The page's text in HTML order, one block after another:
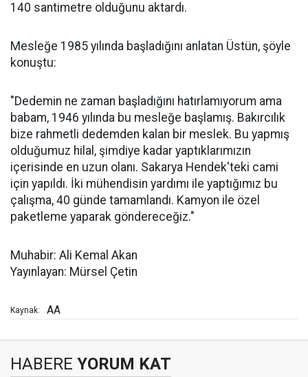
140 santimetre olduğunu aktardı.
Mesleğe 1985 yılında başladığını anlatan Üstün, şöyle
konuştu:
"Dedemin ne zaman başladığını hatırlamıyorum ama
babam, 1946 yılında bu mesleğe başlamış. Bakırcılık
bize rahmetli dedemden kalan bir meslek. Bu yapmış
olduğumuz hilal, şimdiye kadar yaptıklarımızın
içerisinde en uzun olanı. Sakarya Hendek'teki cami
için yapıldı. İki mühendisin yardımı ile yaptığımız bu
çalışma, 40 günde tamamlandı. Kamyon ile özel
paketleme yaparak göndereceğiz."
Muhabir: Ali Kemal Akan
Yayınlayan: Mürsel Çetin
Kaynak: AA
HABERE YORUM KAT